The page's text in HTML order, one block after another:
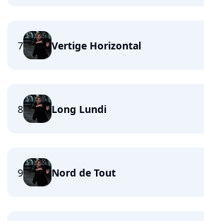
7 Vertige Horizontal
8 Long Lundi
9 Nord de Tout